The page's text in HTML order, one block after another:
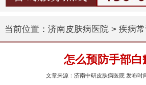
当前位置： 济南皮肤病医院> 疾病
怎么预防手部白
文章来源：济南中研皮肤病医院 发布时